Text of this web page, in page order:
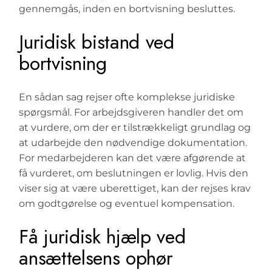
gennemgås, inden en bortvisning besluttes.
Juridisk bistand ved
bortvisning
En sådan sag rejser ofte komplekse juridiske
spørgsmål. For arbejdsgiveren handler det om
at vurdere, om der er tilstrækkeligt grundlag og
at udarbejde den nødvendige dokumentation.
For medarbejderen kan det være afgørende at
få vurderet, om beslutningen er lovlig. Hvis den
viser sig at være uberettiget, kan der rejses krav
om godtgørelse og eventuel kompensation.
Få juridisk hjælp ved
ansættelsens ophør